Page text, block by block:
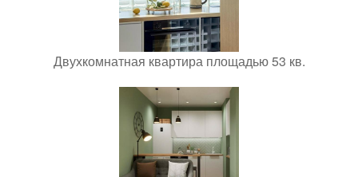
Двухкомнатная квартира площадью 53 кв.